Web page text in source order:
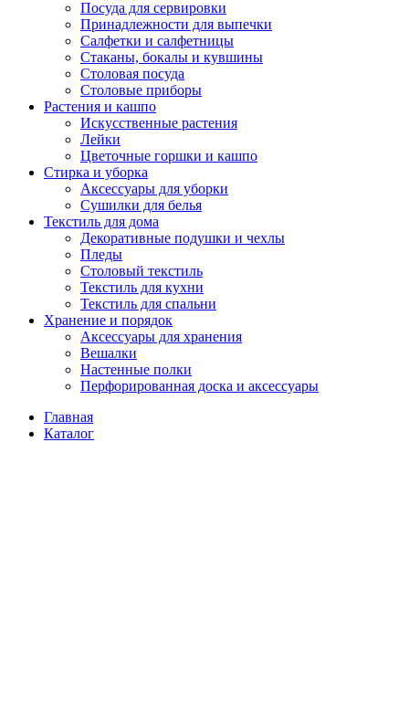
Посуда для сервировки
Принадлежности для выпечки
Салфетки и салфетницы
Стаканы, бокалы и кувшины
Столовая посуда
Столовые приборы
Растения и кашпо
Искусственные растения
Лейки
Цветочные горшки и кашпо
Стирка и уборка
Аксессуары для уборки
Сушилки для белья
Текстиль для дома
Декоративные подушки и чехлы
Пледы
Столовый текстиль
Текстиль для кухни
Текстиль для спальни
Хранение и порядок
Аксессуары для хранения
Вешалки
Настенные полки
Перфорированная доска и аксессуары
Главная
Каталог